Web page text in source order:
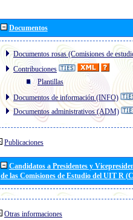
Documentos
Documentos rosas (Comisiones de
Contribuciones
Plantillas
Documentos de información (INFO)
Documentos administrativos (ADM)
Publicaciones
Candidatos a Presidentes y
de las Comisiones de Estudio del UIT R
Otras informaciones